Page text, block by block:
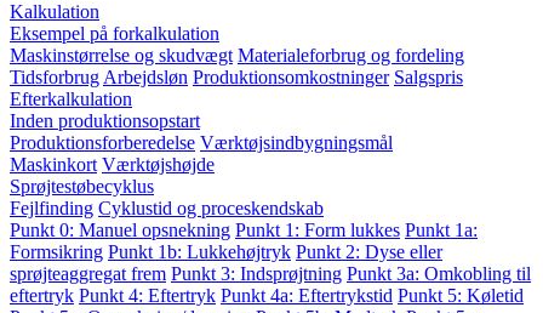
Kalkulation
Eksempel på forkalkulation
Maskinstørrelse og skudvægt Materialeforbrug og fordeling
Tidsforbrug Arbejdsløn Produktionsomkostninger Salgspris
Efterkalkulation
Inden produktionsopstart
Produktionsforberedelse Værktøjsindbygningsmål
Maskinkort Værktøjshøjde
Sprøjtestøbecyklus
Fejlfinding Cyklustid og proceskendskab
Punkt 0: Manuel opsnekning Punkt 1: Form lukkes Punkt 1a:
Formsikring Punkt 1b: Lukkehøjtryk Punkt 2: Dyse eller
sprøjteaggregat frem Punkt 3: Indsprøjtning Punkt 3a: Omkobling til
eftertryk Punkt 4: Eftertryk Punkt 4a: Eftertrykstid Punkt 5: Køletid